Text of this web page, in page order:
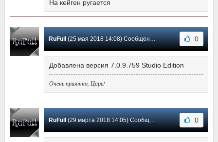
На кейген ругается
RuFull (25 мая 2018 14:08) Сообщение #11 0
Добавлена версия 7.0.9.759 Studio Edition
Очень приятно, Царь!
RuFull (29 марта 2018 14:05) Сообщение #10 0